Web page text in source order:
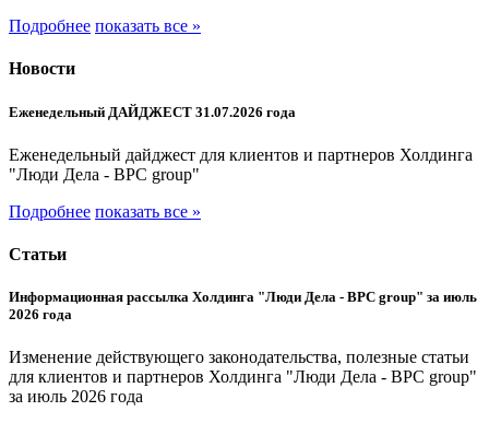
Подробнее показать все »
Новости
Еженедельный ДАЙДЖЕСТ 31.07.2026 года
Еженедельный дайджест для клиентов и партнеров Холдинга
"Люди Дела - BPC group"
Подробнее показать все »
Статьи
Информационная рассылка Холдинга "Люди Дела - BPC group" за июль
2026 года
Изменение действующего законодательства, полезные статьи
для клиентов и партнеров Холдинга "Люди Дела - BPC group"
за июль 2026 года